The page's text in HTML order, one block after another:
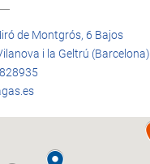
de Montgrós, 6 Bajos
i la Geltrú (Barcelona)